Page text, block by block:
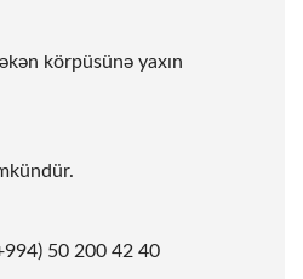
körpüsünə yaxın
50 200 42 40